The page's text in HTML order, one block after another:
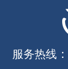
服务热线：